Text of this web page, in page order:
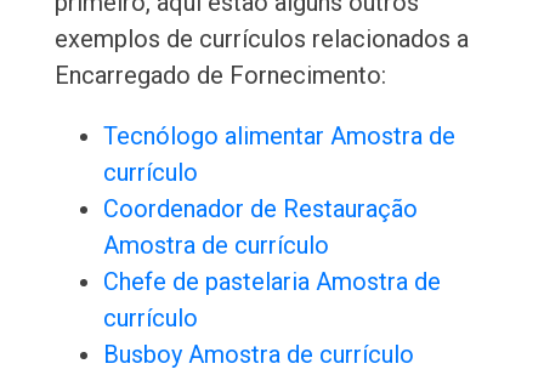
exemplos de currículos relacionados a
Encarregado de Fornecimento:
Tecnólogo alimentar Amostra de
currículo
Coordenador de Restauração
Amostra de currículo
Chefe de pastelaria Amostra de
currículo
Busboy Amostra de currículo